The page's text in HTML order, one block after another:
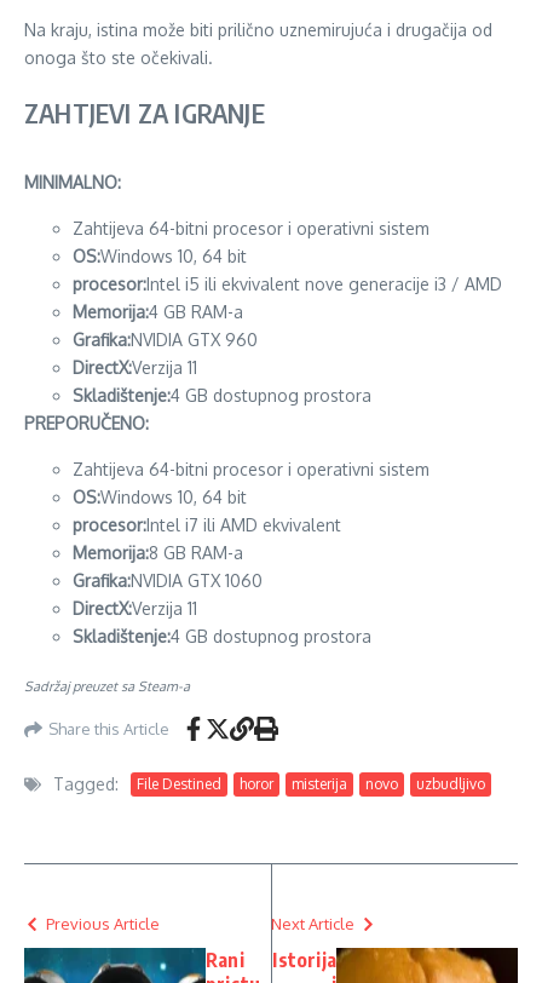
Na kraju, istina može biti prilično uznemirujuća i drugačija od
onoga što ste očekivali.
ZAHTJEVI ZA IGRANJE
MINIMALNO:
Zahtijeva 64-bitni procesor i operativni sistem
OS:Windows 10, 64 bit
procesor:Intel i5 ili ekvivalent nove generacije i3 / AMD
Memorija:4 GB RAM-a
Grafika:NVIDIA GTX 960
DirectX:Verzija 11
Skladištenje:4 GB dostupnog prostora
PREPORUČENO:
Zahtijeva 64-bitni procesor i operativni sistem
OS:Windows 10, 64 bit
procesor:Intel i7 ili AMD ekvivalent
Memorija:8 GB RAM-a
Grafika:NVIDIA GTX 1060
DirectX:Verzija 11
Skladištenje:4 GB dostupnog prostora
Sadržaj preuzet sa Steam-a
Share this Article
Tagged: File Destined horor misterija novo uzbudljivo
Previous Article
Rani
Next Article
Istorija